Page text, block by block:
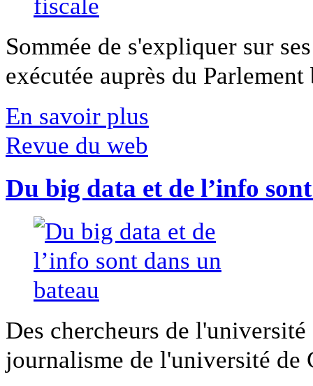
Sommée de s'expliquer sur
exécutée auprès du
En savoir plus
Revue du web
Du big data et de l’info
Des chercheurs de
journalisme de l'université